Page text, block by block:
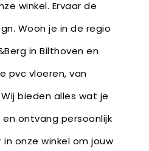
winkel. Ervaar de
Woon je in de regio
in Bilthoven en
pvc vloeren, van
bieden alles wat je
ontvang persoonlijk
onze winkel om jouw